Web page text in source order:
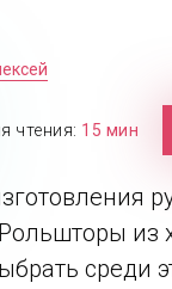
чтения: 15 мин
среди